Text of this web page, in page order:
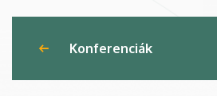
GazdaságKonferenciák